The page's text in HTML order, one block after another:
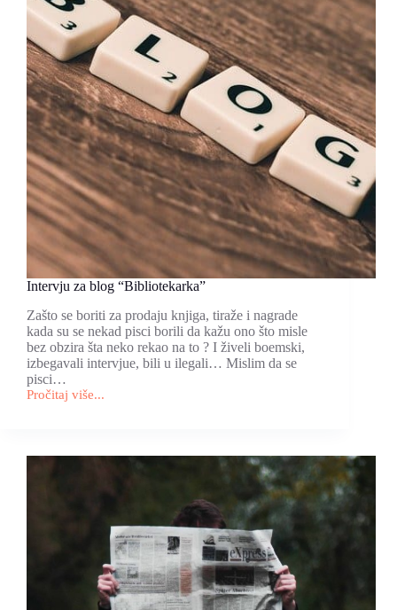
Intervju za blog “Bibliotekarka”
Zašto se boriti za prodaju knjiga, tiraže i nagrade
kada su se nekad pisci borili da kažu ono što misle
bez obzira šta neko rekao na to ? I živeli boemski,
izbegavali intervjue, bili u ilegali… Mislim da se
pisci…
Pročitaj više...
Intervju